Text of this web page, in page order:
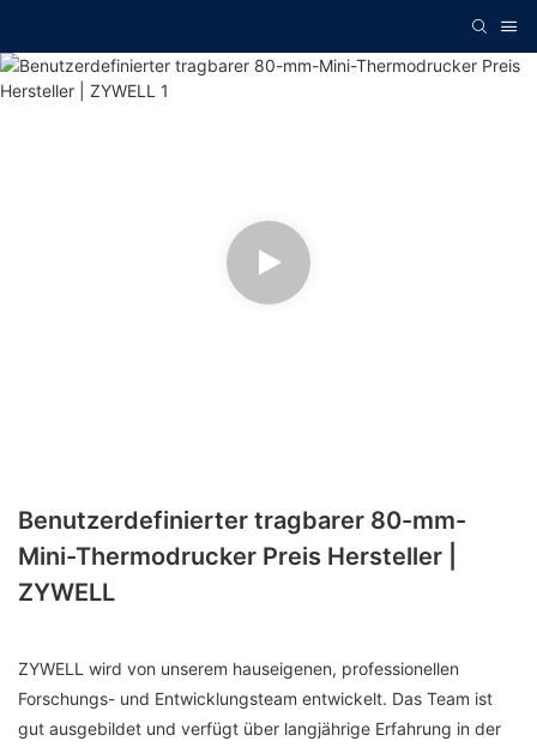
Benutzerdefinierter tragbarer 80-mm-
Mini-Thermodrucker Preis Hersteller |
ZYWELL
ZYWELL wird von unserem hauseigenen, professionellen
Forschungs- und Entwicklungsteam entwickelt. Das Team ist
gut ausgebildet und verfügt über langjährige Erfahrung in der